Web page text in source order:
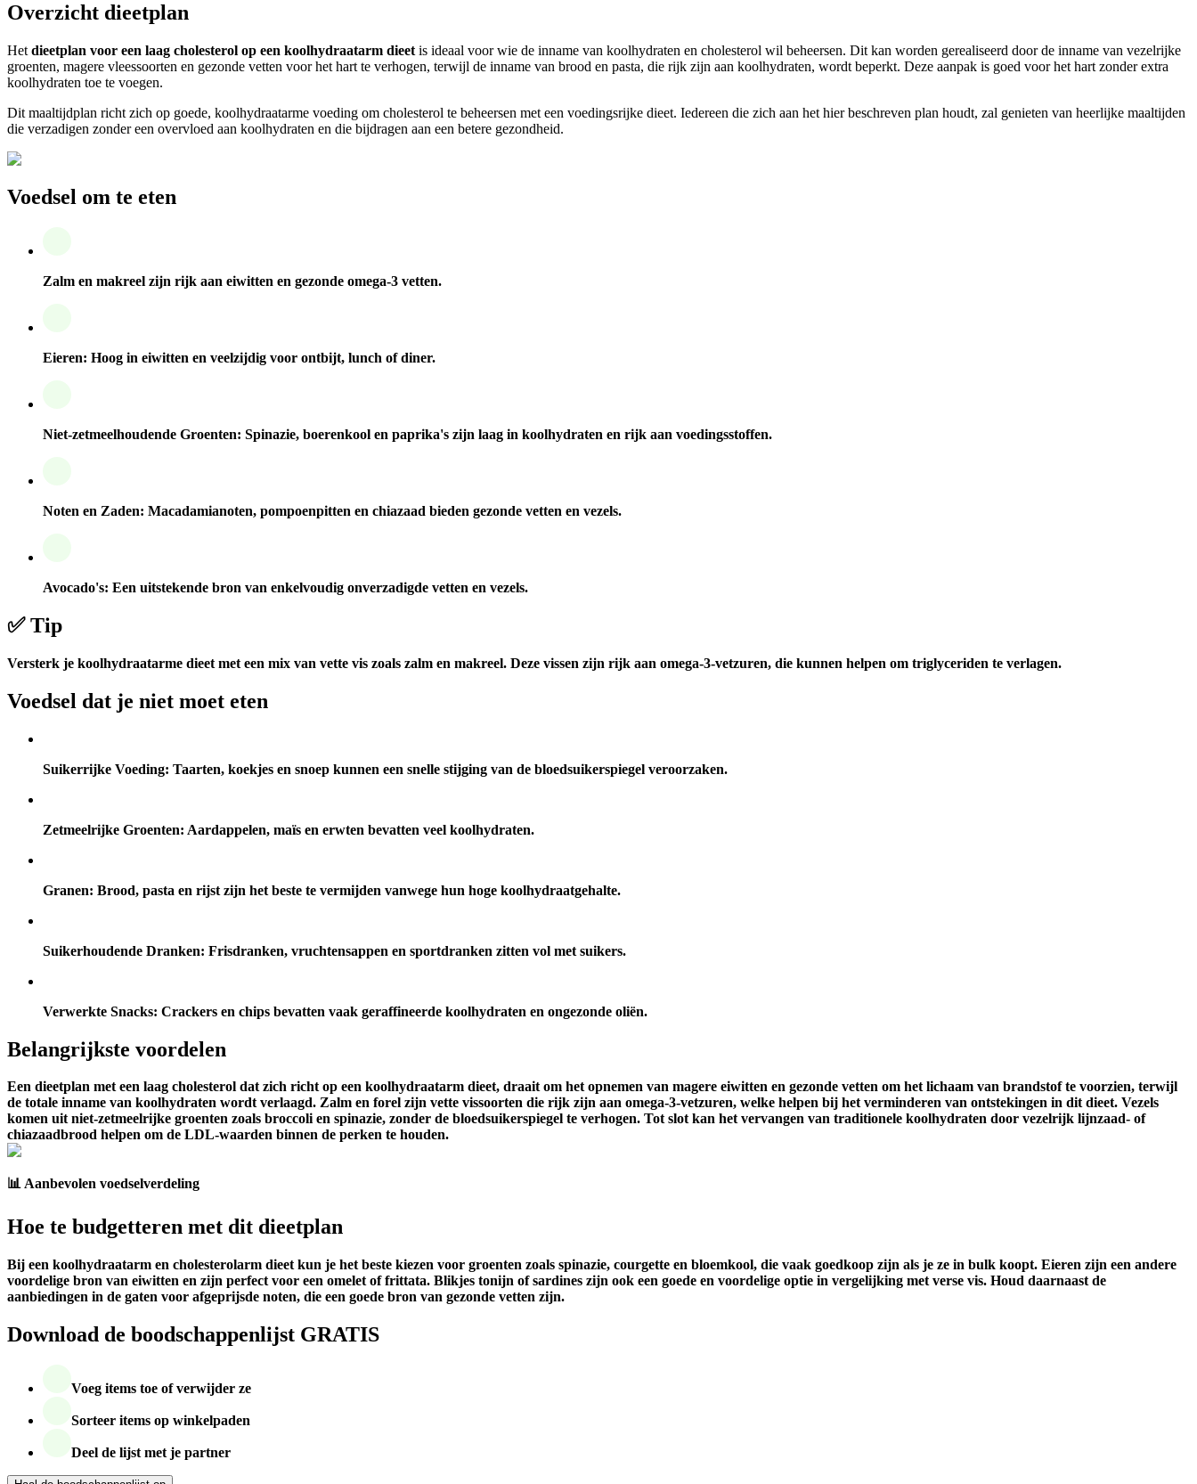
Overzicht dieetplan
Het dieetplan voor een laag cholesterol op een koolhydraatarm dieet is ideaal voor wie de inname van koolhydraten en cholesterol wil beheersen. Dit kan worden gerealiseerd door de inname van vezelrijke
groenten, magere vleessoorten en gezonde vetten voor het hart te verhogen, terwijl de inname van brood en pasta, die rijk zijn aan koolhydraten, wordt beperkt. Deze aanpak is goed voor het hart zonder extra
koolhydraten toe te voegen.
Dit maaltijdplan richt zich op goede, koolhydraatarme voeding om cholesterol te beheersen met een voedingsrijke dieet. Iedereen die zich aan het hier beschreven plan houdt, zal genieten van heerlijke maaltijden
die verzadigen zonder een overvloed aan koolhydraten en die bijdragen aan een betere gezondheid.
Voedsel om te eten
Zalm en makreel zijn rijk aan eiwitten en gezonde omega-3 vetten.
Eieren: Hoog in eiwitten en veelzijdig voor ontbijt, lunch of diner.
Niet-zetmeelhoudende Groenten: Spinazie, boerenkool en paprika's zijn laag in koolhydraten en rijk aan voedingsstoffen.
Noten en Zaden: Macadamianoten, pompoenpitten en chiazaad bieden gezonde vetten en vezels.
Avocado's: Een uitstekende bron van enkelvoudig onverzadigde vetten en vezels.
✅ Tip
Versterk je koolhydraatarme dieet met een mix van vette vis zoals zalm en makreel. Deze vissen zijn rijk aan omega-3-vetzuren, die kunnen helpen om triglyceriden te verlagen.
Voedsel dat je niet moet eten
Suikerrijke Voeding: Taarten, koekjes en snoep kunnen een snelle stijging van de bloedsuikerspiegel veroorzaken.
Zetmeelrijke Groenten: Aardappelen, maïs en erwten bevatten veel koolhydraten.
Granen: Brood, pasta en rijst zijn het beste te vermijden vanwege hun hoge koolhydraatgehalte.
Suikerhoudende Dranken: Frisdranken, vruchtensappen en sportdranken zitten vol met suikers.
Verwerkte Snacks: Crackers en chips bevatten vaak geraffineerde koolhydraten en ongezonde oliën.
Belangrijkste voordelen
Een dieetplan met een laag cholesterol dat zich richt op een koolhydraatarm dieet, draait om het opnemen van magere eiwitten en gezonde vetten om het lichaam van brandstof te voorzien, terwijl
de totale inname van koolhydraten wordt verlaagd. Zalm en forel zijn vette vissoorten die rijk zijn aan omega-3-vetzuren, welke helpen bij het verminderen van ontstekingen in dit dieet. Vezels
komen uit niet-zetmeelrijke groenten zoals broccoli en spinazie, zonder de bloedsuikerspiegel te verhogen. Tot slot kan het vervangen van traditionele koolhydraten door vezelrijk lijnzaad- of
chiazaadbrood helpen om de LDL-waarden binnen de perken te houden.
📊 Aanbevolen voedselverdeling
Hoe te budgetteren met dit dieetplan
Bij een koolhydraatarm en cholesterolarm dieet kun je het beste kiezen voor groenten zoals spinazie, courgette en bloemkool, die vaak goedkoop zijn als je ze in bulk koopt. Eieren zijn een andere
voordelige bron van eiwitten en zijn perfect voor een omelet of frittata. Blikjes tonijn of sardines zijn ook een goede en voordelige optie in vergelijking met verse vis. Houd daarnaast de
aanbiedingen in de gaten voor afgeprijsde noten, die een goede bron van gezonde vetten zijn.
Download de boodschappenlijst GRATIS
Voeg items toe of verwijder ze
Sorteer items op winkelpaden
Deel de lijst met je partner